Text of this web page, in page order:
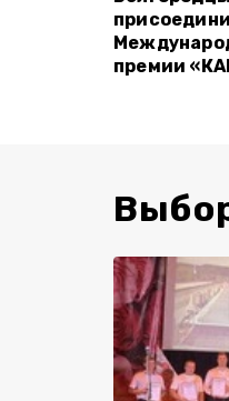
премии